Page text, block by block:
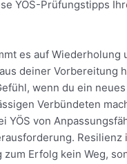
YÖS-Prüfungstipps
es auf Wiederholung
deiner Vorbereitung
wenn du ein
Verbündeten
von
Resilienz
Erfolg kein Weg,